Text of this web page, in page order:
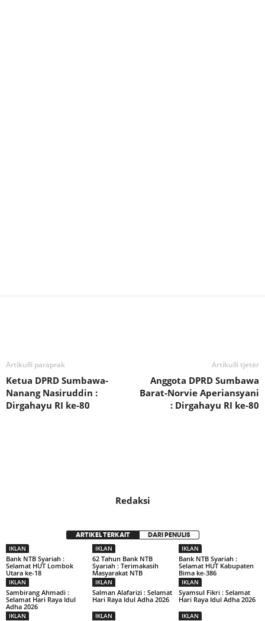
Artikulli paraprak
Ketua DPRD Sumbawa-
Nanang Nasiruddin :
Dirgahayu RI ke-80
Artikulli tjetër
Anggota DPRD Sumbawa
Barat-Norvie Aperiansyani
: Dirgahayu RI ke-80
Redaksi
ARTIKEL TERKAIT DARI PENULIS
IKLAN
Bank NTB Syariah :
Selamat HUT Lombok
Utara ke-18
IKLAN
62 Tahun Bank NTB
Syariah : Terimakasih
Masyarakat NTB
IKLAN
Bank NTB Syariah :
Selamat HUT Kabupaten
Bima ke-386
IKLAN
Sambirang Ahmadi :
Selamat Hari Raya Idul
Adha 2026
IKLAN
Salman Alafarizi : Selamat
Hari Raya Idul Adha 2026
IKLAN
Syamsul Fikri : Selamat
Hari Raya Idul Adha 2026
IKLAN IKLAN IKLAN